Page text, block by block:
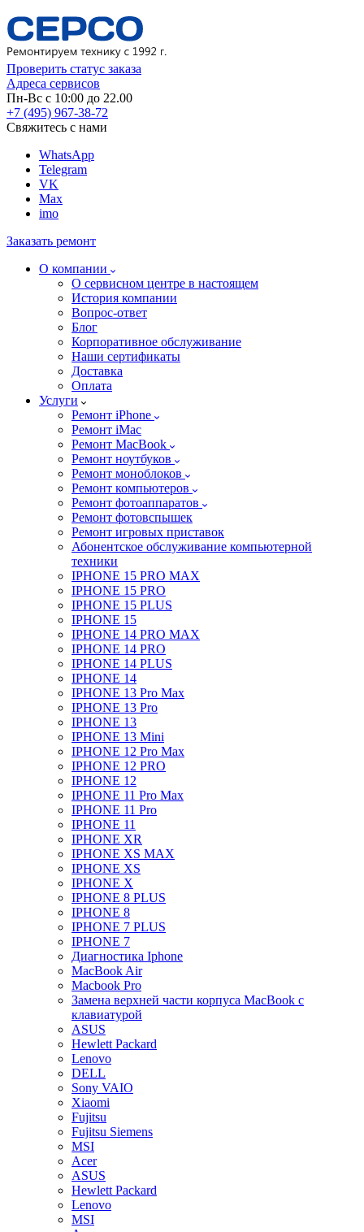
Проверить статус заказа
Адреса сервисов
Пн-Вс с 10:00 до 22.00
+7 (495) 967-38-72
Свяжитесь с нами
WhatsApp
Telegram
VK
Max
imo
Заказать ремонт
О компании
О сервисном центре в настоящем
История компании
Вопрос-ответ
Блог
Корпоративное обслуживание
Наши сертификаты
Доставка
Оплата
Услуги
Ремонт iPhone
Ремонт iMac
Ремонт MacBook
Ремонт ноутбуков
Ремонт моноблоков
Ремонт компьютеров
Ремонт фотоаппаратов
Ремонт фотовспышек
Ремонт игровых приставок
Абонентское обслуживание компьютерной
техники
IPHONE 15 PRO MAX
IPHONE 15 PRO
IPHONE 15 PLUS
IPHONE 15
IPHONE 14 PRO MAX
IPHONE 14 PRO
IPHONE 14 PLUS
IPHONE 14
IPHONE 13 Pro Max
IPHONE 13 Pro
IPHONE 13
IPHONE 13 Mini
IPHONE 12 Pro Max
IPHONE 12 PRO
IPHONE 12
IPHONE 11 Pro Max
IPHONE 11 Pro
IPHONE 11
IPHONE XR
IPHONE XS MAX
IPHONE XS
IPHONE X
IPHONE 8 PLUS
IPHONE 8
IPHONE 7 PLUS
IPHONE 7
Диагностика Iphone
MacBook Air
Macbook Pro
Замена верхней части корпуса MacBook с
клавиатурой
ASUS
Hewlett Packard
Lenovo
DELL
Sony VAIO
Xiaomi
Fujitsu
Fujitsu Siemens
MSI
Acer
ASUS
Hewlett Packard
Lenovo
MSI